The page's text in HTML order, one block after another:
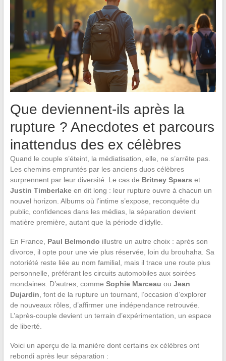
Que deviennent-ils après la
rupture ? Anecdotes et parcours
inattendus des ex célèbres
Quand le couple s’éteint, la médiatisation, elle, ne s’arrête pas.
Les chemins empruntés par les anciens duos célèbres
surprennent par leur diversité. Le cas de Britney Spears et
Justin Timberlakeen dit long : leur rupture ouvre à chacun un
nouvel horizon. Albums où l’intime s’expose, reconquête du
public, confidences dans les médias, la séparation devient
matière première, autant que la période d’idylle.
En France, Paul Belmondo illustre un autre choix : après son
divorce, il opte pour une vie plus réservée, loin du brouhaha. Sa
notoriété reste liée au nom familial, mais il trace une route plus
personnelle, préférant les circuits automobiles aux soirées
mondaines. D’autres, comme Sophie Marceau ou Jean
Dujardin , font de la rupture un tournant, l’occasion d’explorer
de nouveaux rôles, d’affirmer une indépendance retrouvée.
L’après-couple devient un terrain d’expérimentation, un espace
de liberté.
Voici un aperçu de la manière dont certains ex célèbres ont
rebondi après leur séparation :